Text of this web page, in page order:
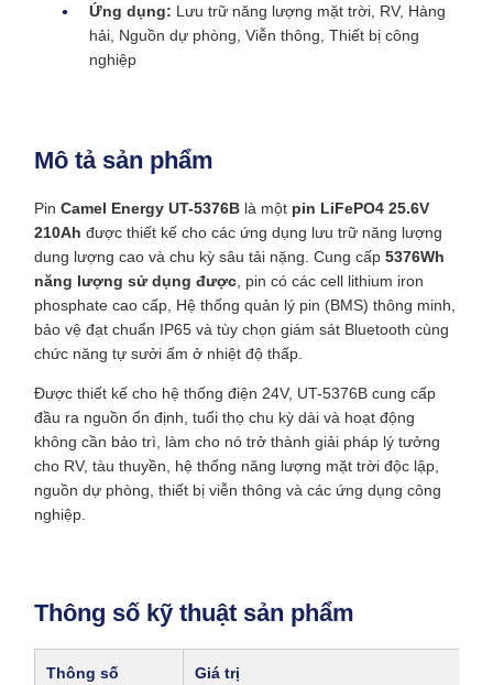
Ứng dụng: Lưu trữ năng lượng mặt trời, RV, Hàng
hải, Nguồn dự phòng, Viễn thông, Thiết bị công
nghiệp
Mô tả sản phẩm
Pin Camel Energy UT-5376B là một pin LiFePO4 25.6V
210Ah được thiết kế cho các ứng dụng lưu trữ năng lượng
dung lượng cao và chu kỳ sâu tải nặng. Cung cấp 5376Wh
năng lượng sử dụng được , pin có các cell lithium iron
phosphate cao cấp, Hệ thống quản lý pin (BMS) thông minh,
bảo vệ đạt chuẩn IP65 và tùy chọn giám sát Bluetooth cùng
chức năng tự sưởi ấm ở nhiệt độ thấp.
Được thiết kế cho hệ thống điện 24V, UT-5376B cung cấp
đầu ra nguồn ổn định, tuổi thọ chu kỳ dài và hoạt động
không cần bảo trì, làm cho nó trở thành giải pháp lý tưởng
cho RV, tàu thuyền, hệ thống năng lượng mặt trời độc lập,
nguồn dự phòng, thiết bị viễn thông và các ứng dụng công
nghiệp.
Thông số kỹ thuật sản phẩm
Thông số Giá trị